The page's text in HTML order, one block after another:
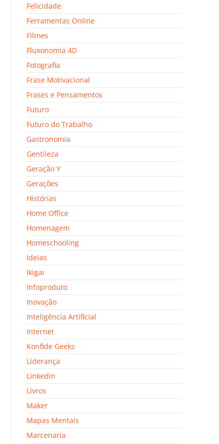
Felicidade
Ferramentas Online
Filmes
Fluxonomia 4D
Fotografia
Frase Motivacional
Frases e Pensamentos
Futuro
Futuro do Trabalho
Gastronomia
Gentileza
Geração Y
Gerações
Histórias
Home Office
Homenagem
Homeschooling
Ideias
Ikigai
Infoproduto
Inovação
Inteligência Artificial
Internet
Konfide Geeks
Liderança
Linkedin
Livros
Maker
Mapas Mentais
Marcenaria